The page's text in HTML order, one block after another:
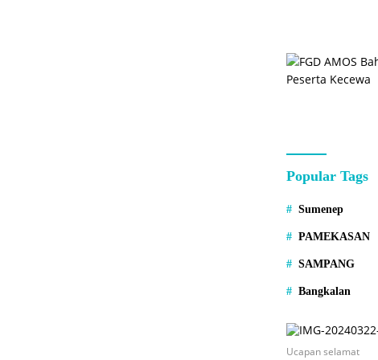
Popular Tags
Sumenep
PAMEKASAN
SAMPANG
Bangkalan
Ucapan selamat